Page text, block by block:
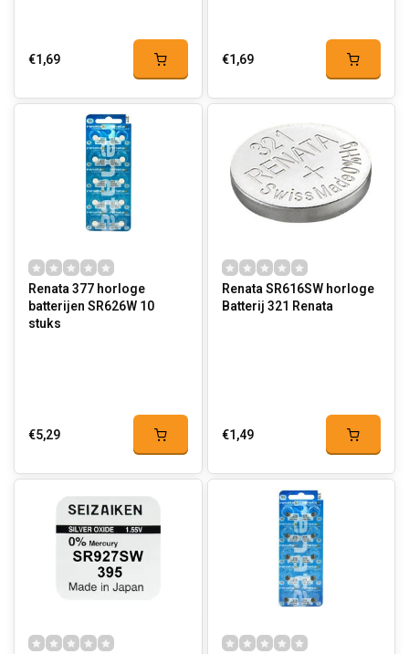
€1,69 €1,69
Renata 377 horloge
batterijen SR626W 10
stuks
€5,29
Renata SR616SW horloge
Batterij 321 Renata
€1,49